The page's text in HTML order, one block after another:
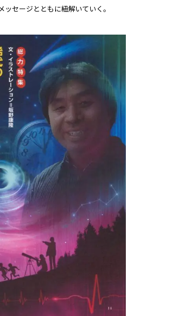
セージとともに紐解いていく。